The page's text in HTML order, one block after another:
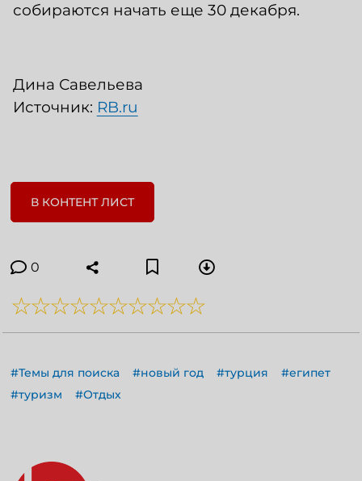
собираются начать еще 30 декабря.
Дина Савельева
Источник: RB.ru
В КОНТЕНТ ЛИСТ
0
#Темы для поиска #новый год #турция
#египет
#туризм
#Отдых